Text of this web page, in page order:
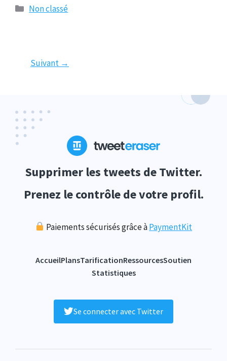
Catégories
Non classé
Page1
PagePage3
Suivant →
Supprimer les tweets de Twitter.
Prenez le contrôle de votre profil.
Paiements sécurisés grâce àPaymentKit
AccueilPlansTarificationRessourcesSoutien
Statistiques
Se connecter avec Twitter